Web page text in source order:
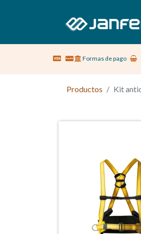
Sobre nosotros Vestuario
Formas de pago
Productos Kit